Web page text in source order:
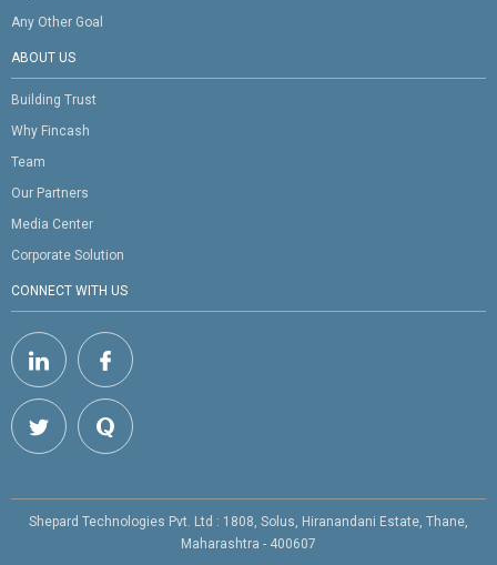
Any Other Goal
ABOUT US
Building Trust
Why Fincash
Team
Our Partners
Media Center
Corporate Solution
CONNECT WITH US
Shepard Technologies Pvt. Ltd : 1808, Solus, Hiranandani Estate, Thane,
Maharashtra - 400607